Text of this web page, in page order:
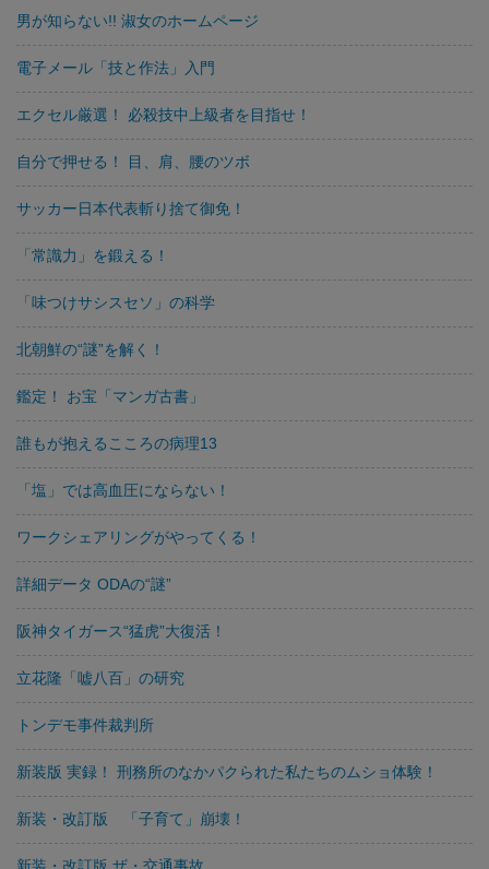
男が知らない!! 淑女のホームページ
電子メール「技と作法」入門
エクセル厳選！ 必殺技中上級者を目指せ！
自分で押せる！ 目、肩、腰のツボ
サッカー日本代表斬り捨て御免！
「常識力」を鍛える！
「味つけサシスセソ」の科学
北朝鮮の“謎”を解く！
鑑定！ お宝「マンガ古書」
誰もが抱えるこころの病理13
「塩」では高血圧にならない！
ワークシェアリングがやってくる！
詳細データ ODAの“謎”
阪神タイガース“猛虎”大復活！
立花隆「嘘八百」の研究
トンデモ事件裁判所
新装版 実録！ 刑務所のなかパクられた私たちのムショ体験！
新装・改訂版 「子育て」崩壊！